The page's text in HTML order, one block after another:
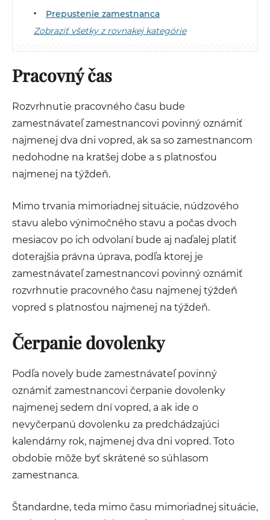
Prepustenie zamestnanca
Zobraziť všetky z rovnakej kategórie
Pracovný čas
Rozvrhnutie pracovného času bude
zamestnávateľ zamestnancovi povinný oznámiť
najmenej dva dni vopred, ak sa so zamestnancom
nedohodne na kratšej dobe a s platnosťou
najmenej na týždeň.
Mimo trvania mimoriadnej situácie, núdzového
stavu alebo výnimočného stavu a počas dvoch
mesiacov po ich odvolaní bude aj naďalej platiť
doterajšia právna úprava, podľa ktorej je
zamestnávateľ zamestnancovi povinný oznámiť
rozvrhnutie pracovného času najmenej týždeň
vopred s platnosťou najmenej na týždeň.
Čerpanie dovolenky
Podľa novely bude zamestnávateľ povinný
oznámiť zamestnancovi čerpanie dovolenky
najmenej sedem dní vopred, a ak ide o
nevyčerpanú dovolenku za predchádzajúci
kalendárny rok, najmenej dva dni vopred. Toto
obdobie môže byť skrátené so súhlasom
zamestnanca.
Štandardne, teda mimo času mimoriadnej situácie,